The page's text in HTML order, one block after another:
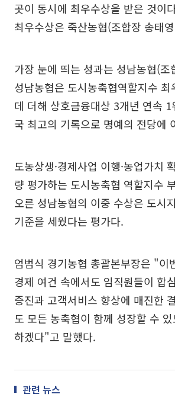
곳이 동시에 최우수상을 받은 것이
최우수상은 죽산농협(조합장 송태
가장 눈에 띄는 성과는 성남농협(조
성남농협은 도시농축협역할지수 최
데 더해 상호금융대상 3개년 연속 1
국 최고의 기록으로 명예의 전당에
도농상생·경제사업 이행·농업가치
량 평가하는 도시농축협 역할지수
오른 성남농협의 이중 수상은 도시
기준을 세웠다는 평가다.
엄범식 경기농협 총괄본부장은 "이
경제 여건 속에서도 임직원들이 합
증진과 고객서비스 향상에 매진한
도 모든 농축협이 함께 성장할 수
하겠다"고 말했다.
관련 뉴스